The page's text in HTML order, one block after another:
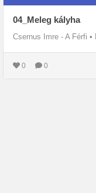
04_Meleg kályha
Csernus Imre - A Férfi •
0 0